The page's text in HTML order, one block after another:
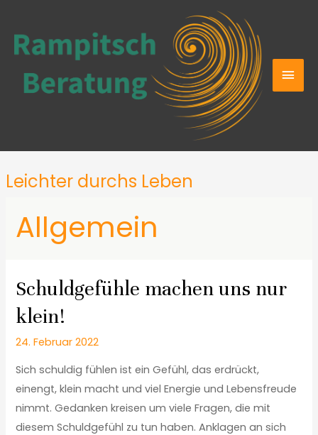
Leichter durchs Leben
Allgemein
Schuldgefühle machen uns nur
klein!
24. Februar 2022
Sich schuldig fühlen ist ein Gefühl, das erdrückt,
einengt, klein macht und viel Energie und Lebensfreude
nimmt. Gedanken kreisen um viele Fragen, die mit
diesem Schuldgefühl zu tun haben. Anklagen an sich